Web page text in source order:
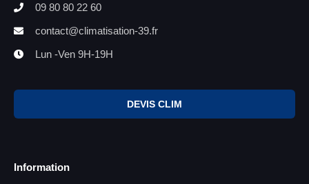
09 80 80 22 60
contact@climatisation-39.fr
Lun -Ven 9H-19H
DEVIS CLIM
Information